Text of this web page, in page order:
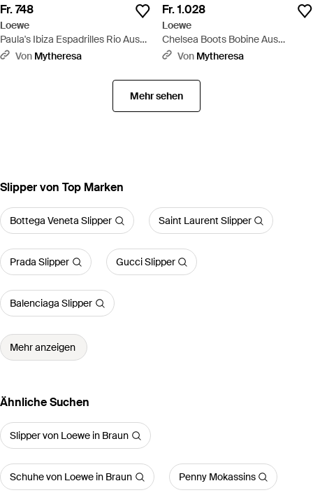
Fr. 748
Loewe
Paula's Ibiza Espadrilles Rio Aus
Veloursleder - Weiß
Von Mytheresa
Fr. 1.028
Loewe
Chelsea Boots Bobine Aus
Veloursleder - Braun
Von Mytheresa
Mehr sehen
Slipper von Top Marken
Bottega Veneta Slipper Saint Laurent Slipper
Prada Slipper Gucci Slipper
Balenciaga Slipper
Mehr anzeigen
Ähnliche Suchen
Slipper von Loewe in Braun
Schuhe von Loewe in Braun Penny Mokassins